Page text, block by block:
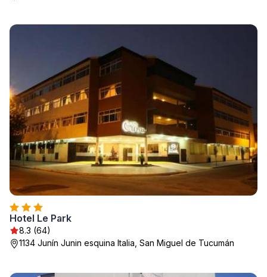
Hotel Le Park
8.3 (64)
1134 Junín Junin esquina Italia, San Miguel de Tucumán